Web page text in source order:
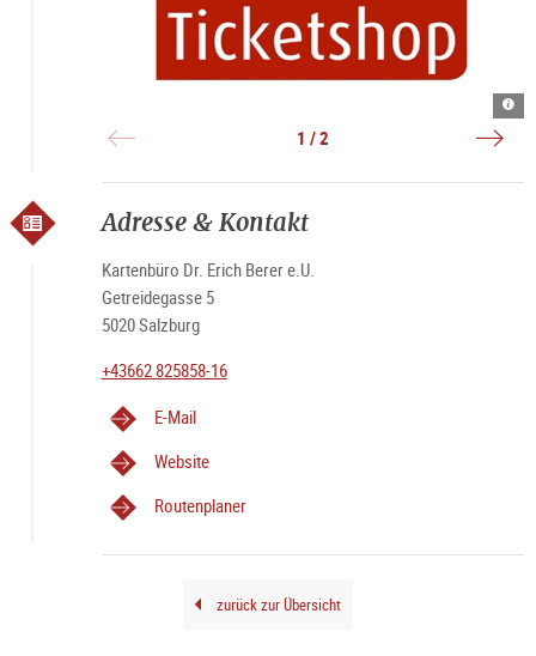
1 / 2
Adresse & Kontakt
Kartenbüro Dr. Erich Berer e.U.
Getreidegasse 5
5020 Salzburg
+43662 825858-16
E-Mail
Website
Routenplaner
zurück zur Übersicht